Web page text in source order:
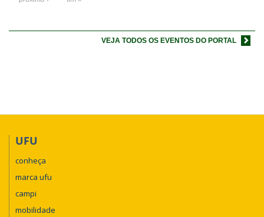
VEJA TODOS OS EVENTOS DO PORTAL
UFU
conheça
marca ufu
campi
mobilidade